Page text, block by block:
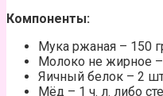
Компоненты:
Мука ржаная – 150
Молоко не жирное
Яичный белок – 2
Мёд – 1 ч. л. либо